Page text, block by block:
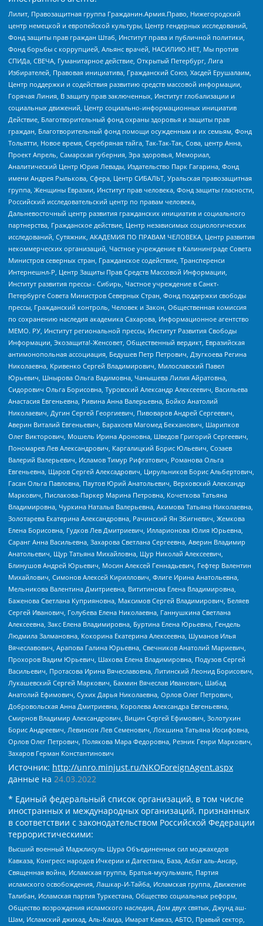
Лилит, Правозащитная группа Гражданин.Армия.Право, Нижегородский
центр немецкой и европейской культуры, Центр гендерных исследований,
Фонд защиты прав граждан Штаб, Институт права и публичной политики,
Фонд борьбы с коррупцией, Альянс врачей, НАСИЛИЮ.НЕТ, Мы против
СПИДа, СВЕЧА, Гуманитарное действие, Открытый Петербург, Лига
Избирателей, Правовая инициатива, Гражданский Союз, Хасдей Ерушалаим,
Центр поддержки и содействия развитию средств массовой информации,
Горячая Линия, В защиту прав заключенных, Институт глобализации и
социальных движений, Центр социально-информационных инициатив
Действие, Благотворительный фонд охраны здоровья и защиты прав
граждан, Благотворительный фонд помощи осужденным и их семьям, Фонд
Тольятти, Новое время, Серебряная тайга, Так-Так-Так, Сова, центр Анна,
Проект Апрель, Самарская губерния, Эра здоровья, Мемориал,
Аналитический Центр Юрия Левады, Издательство Парк Гагарина, Фонд
имени Андрея Рылькова, Сфера, Центр СИБАЛЬТ, Уральская правозащитная
группа, Женщины Евразии, Институт прав человека, Фонд защиты гласности,
Российский исследовательский центр по правам человека,
Дальневосточный центр развития гражданских инициатив и социального
партнерства, Гражданское действие, Центр независимых социологических
исследований, Сутяжник, АКАДЕМИЯ ПО ПРАВАМ ЧЕЛОВЕКА, Центр развития
некоммерческих организаций, Частное учреждение в Калининграде Совета
Министров северных стран, Гражданское содействие, Трансперенси
Интернешнл-Р, Центр Защиты Прав Средств Массовой Информации,
Институт развития прессы - Сибирь, Частное учреждение в Санкт-
Петербурге Совета Министров Северных Стран, Фонд поддержки свободы
прессы, Гражданский контроль, Человек и Закон, Общественная комиссия
по сохранению наследия академика Сахарова, Информационное агентство
МЕМО. РУ, Институт региональной прессы, Институт Развития Свободы
Информации, Экозащита!-Женсовет, Общественный вердикт, Евразийская
антимонопольная ассоциация, Бедушев Петр Петрович, Дзугкоева Регина
Николаевна, Кривенко Сергей Владимирович, Милославский Павел
Юрьевич, Шнырова Ольга Вадимовна, Чанышева Лилия Айратовна,
Сидорович Ольга Борисовна, Туровский Александр Алексеевич, Васильева
Анастасия Евгеньевна, Ривина Анна Валерьевна, Бойко Анатолий
Николаевич, Дугин Сергей Георгиевич, Пивоваров Андрей Сергеевич,
Аверин Виталий Евгеньевич, Барахоев Магомед Бекханович, Шарипков
Олег Викторович, Мошель Ирина Ароновна, Шведов Григорий Сергеевич,
Пономарев Лев Александрович, Каргалицкий Борис Юльевич, Созаев
Валерий Валерьевич, Исламов Тимур Рифгатович, Романова Ольга
Евгеньевна, Щаров Сергей Алексадрович, Цирульников Борис Альбертович,
Гасан Ольга Павловна, Паутов Юрий Анатольевич, Верховский Александр
Маркович, Пислакова-Паркер Марина Петровна, Кочеткова Татьяна
Владимировна, Чуркина Наталья Валерьевна, Акимова Татьяна Николаевна,
Золотарева Екатерина Александровна, Рачинский Ян Збигневич, Жемкова
Елена Борисовна, Гудков Лев Дмитриевич, Илларионова Юлия Юрьевна,
Саранг Анна Васильевна, Захарова Светлана Сергеевна, Аверин Владимир
Анатольевич, Щур Татьяна Михайловна, Щур Николай Алексеевич,
Блинушов Андрей Юрьевич, Мосин Алексей Геннадьевич, Гефтер Валентин
Михайлович, Симонов Алексей Кириллович, Флиге Ирина Анатольевна,
Мельникова Валентина Дмитриевна, Вититинова Елена Владимировна,
Баженова Светлана Куприяновна, Максимов Сергей Владимирович, Беляев
Сергей Иванович, Голубева Елена Николаевна, Ганнушкина Светлана
Алексеевна, Закс Елена Владимировна, Буртина Елена Юрьевна, Гендель
Людмила Залмановна, Кокорина Екатерина Алексеевна, Шуманов Илья
Вячеславович, Арапова Галина Юрьевна, Свечников Анатолий Мариевич,
Прохоров Вадим Юрьевич, Шахова Елена Владимировна, Подузов Сергей
Васильевич, Протасова Ирина Вячеславовна, Литинский Леонид Борисович,
Лукашевский Сергей Маркович, Бахмин Вячеслав Иванович, Шабад
Анатолий Ефимович, Сухих Дарья Николаевна, Орлов Олег Петрович,
Добровольская Анна Дмитриевна, Королева Александра Евгеньевна,
Смирнов Владимир Александрович, Вицин Сергей Ефимович, Золотухин
Борис Андреевич, Левинсон Лев Семенович, Локшина Татьяна Иосифовна,
Орлов Олег Петрович, Полякова Мара Федоровна, Резник Генри Маркович,
Захаров Герман Константинович
Источник: http://unro.minjust.ru/NKOForeignAgent.aspx
данные на 24.03.2022
* Единый федеральный список организаций, в том числе
иностранных и международных организаций, признанных
в соответствии с законодательством Российской Федерации
террористическими:
Высший военный Маджлисуль Шура Объединенных сил моджахедов
Кавказа, Конгресс народов Ичкерии и Дагестана, База, Асбат аль-Ансар,
Священная война, Исламская группа, Братья-мусульмане, Партия
исламского освобождения, Лашкар-И-Тайба, Исламская группа, Движение
Талибан, Исламская партия Туркестана, Общество социальных реформ,
Общество возрождения исламского наследия, Дом двух святых, Джунд аш-
Шам, Исламский джихад, Аль-Каида, Имарат Кавказ, АБТО, Правый сектор,